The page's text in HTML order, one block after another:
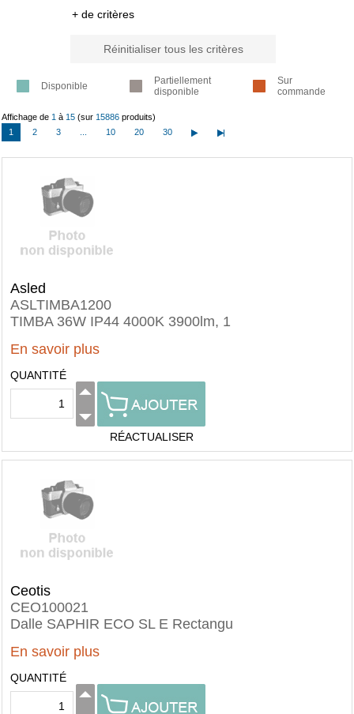
+ de critères
Réinitialiser tous les critères
Disponible
Partiellement
disponible
Sur
commande
Affichage de 1 à 15 (sur 15886 produits)
1
2 3 10 20 30
Asled
ASLTIMBA1200
TIMBA 36W IP44 4000K 3900lm, 1
En savoir plus
QUANTITÉ
RÉACTUALISER
Ceotis
CEO100021
Dalle SAPHIR ECO SL E Rectangu
En savoir plus
QUANTITÉ